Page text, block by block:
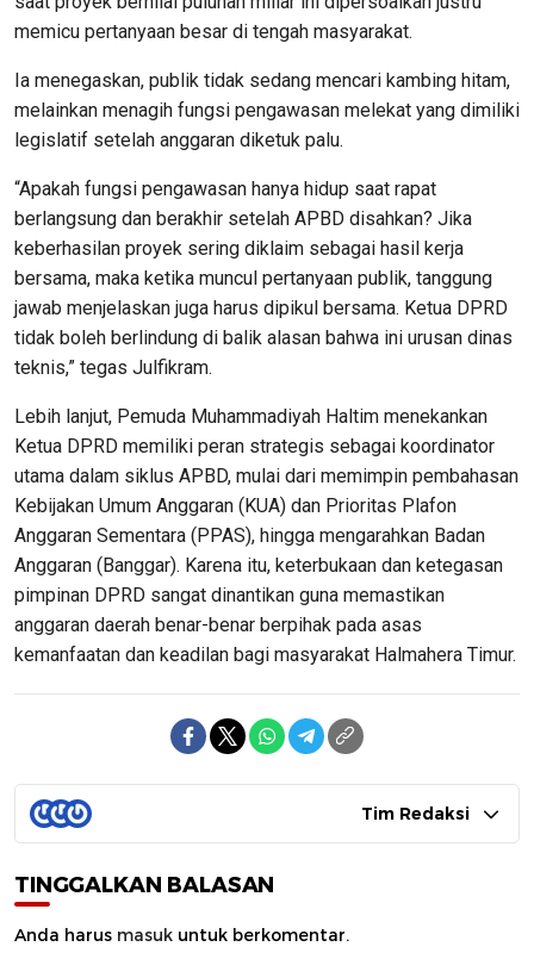
memicu pertanyaan besar di tengah masyarakat.
Ia menegaskan, publik tidak sedang mencari kambing hitam,
melainkan menagih fungsi pengawasan melekat yang dimiliki
legislatif setelah anggaran diketuk palu.
“Apakah fungsi pengawasan hanya hidup saat rapat
berlangsung dan berakhir setelah APBD disahkan? Jika
keberhasilan proyek sering diklaim sebagai hasil kerja
bersama, maka ketika muncul pertanyaan publik, tanggung
jawab menjelaskan juga harus dipikul bersama. Ketua DPRD
tidak boleh berlindung di balik alasan bahwa ini urusan dinas
teknis,” tegas Julfikram.
Lebih lanjut, Pemuda Muhammadiyah Haltim menekankan
Ketua DPRD memiliki peran strategis sebagai koordinator
utama dalam siklus APBD, mulai dari memimpin pembahasan
Kebijakan Umum Anggaran (KUA) dan Prioritas Plafon
Anggaran Sementara (PPAS), hingga mengarahkan Badan
Anggaran (Banggar). Karena itu, keterbukaan dan ketegasan
pimpinan DPRD sangat dinantikan guna memastikan
anggaran daerah benar-benar berpihak pada asas
kemanfaatan dan keadilan bagi masyarakat Halmahera Timur.
Tim Redaksi
TINGGALKAN BALASAN
Anda harus masuk untuk berkomentar.